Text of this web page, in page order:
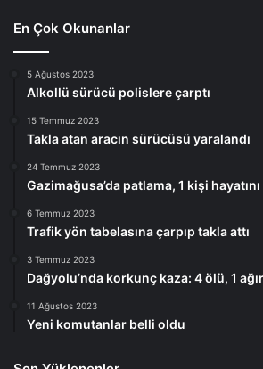
En Çok Okunanlar
5 Ağustos 2023
Alkollü sürücü polislere çarptı
15 Temmuz 2023
Takla atan aracın sürücüsü yaralandı
24 Temmuz 2023
Gazimağusa’da patlama, 1 kişi
6 Temmuz 2023
Trafik yön tabelasına çarpıp takla attı
3 Temmuz 2023
Dağyolu’nda korkunç kaza: 4 ölü, 1
11 Ağustos 2023
Yeni komutanlar belli oldu